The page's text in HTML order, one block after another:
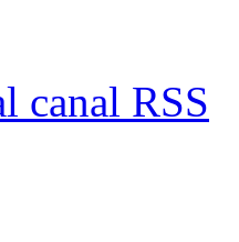
canal RSS